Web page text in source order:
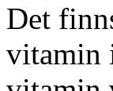
Det
vitamin